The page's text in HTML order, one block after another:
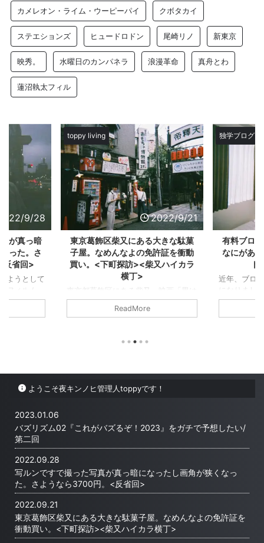
カメレオン・ライム・ウーピーパイ クボタカイ
ステエションズ ヒュードロドン 尾崎リノ 新東京
映秀。 水曜日のカンパネラ 浪漫革命 真舟とわ
蓮沼執太フィル
9/28
が真っ暗
った。さ
反省回>
ようとして
ジタル化代
を伺ってい
た。 写ル
暗になっ
ようなら
toppy living
2022/9/21
東京葛飾区柴又にある大きな駄菓
子屋。なめんなよの免許証を衝動
買い。<下町探訪><柴又ハイカラ
横丁>
東京都葛飾区にある柴又。映画「男は
つらいよ」の舞台となった街。私自身
その映画を見たことはないがタイトル
ての記事をあげたい。 東京葛飾区柴
柴又駅までなぞるにつれて空の色がく
るとホームと改札の間に踏切がある。
が傘を必要だと感じている天気であっ
ReadMore
独学ブログ
有料ブロ
なにがあ
ト
近年、ブロ
になりまし
は、趣味や
メリットか
の？ ...
ようこそ夜キンノヒ管理人toppyです！
2023.01.06
バズリズム02『これがバズるぞ！2023』をガチで予想したい/
第二回
2022.09.28
写ルンですで撮った写真が真っ暗になったし画角が狭くなっ
た。さようなら3700円。<反省回>
2022.09.21
東京葛飾区柴又にある大きな駄菓子屋。なめんなよの免許証を
衝動買い。<下町探訪><柴又ハイカラ横丁>